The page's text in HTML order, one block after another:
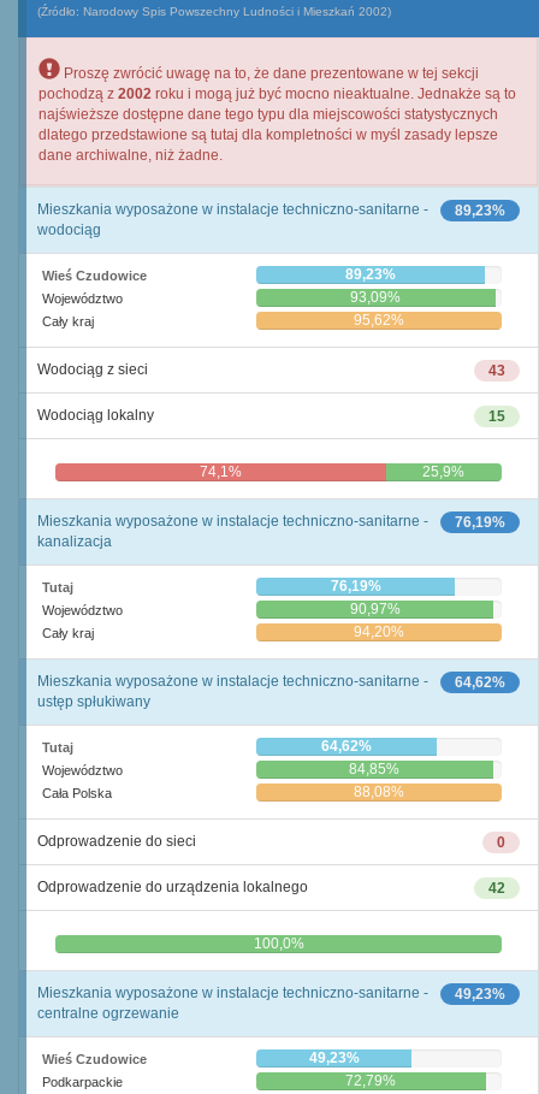
(Źródło: Narodowy Spis Powszechny Ludności i Mieszkań 2002)
Proszę zwrócić uwagę na to, że dane prezentowane w tej sekcji
pochodzą z 2002 roku i mogą już być mocno nieaktualne. Jednakże są to
najświeższe dostępne dane tego typu dla miejscowości statystycznych
dlatego przedstawione są tutaj dla kompletności w myśl zasady lepsze
dane archiwalne, niż żadne.
89,23%
Mieszkania wyposażone w instalacje techniczno-sanitarne -
wodociąg
Wieś Czudowice 89,23%
Województwo 93,09%
Cały kraj 95,62%
43
Wodociąg z sieci
15
Wodociąg lokalny
74,1% 25,9%
76,19%
Mieszkania wyposażone w instalacje techniczno-sanitarne -
kanalizacja
Tutaj 76,19%
Województwo 90,97%
Cały kraj 94,20%
64,62%
Mieszkania wyposażone w instalacje techniczno-sanitarne -
ustęp spłukiwany
Tutaj 64,62%
Województwo 84,85%
Cała Polska 88,08%
0
Odprowadzenie do sieci
42
Odprowadzenie do urządzenia lokalnego
0,0% 100,0%
49,23%
Mieszkania wyposażone w instalacje techniczno-sanitarne -
centralne ogrzewanie
Wieś Czudowice 49,23%
Podkarpackie 72,79%